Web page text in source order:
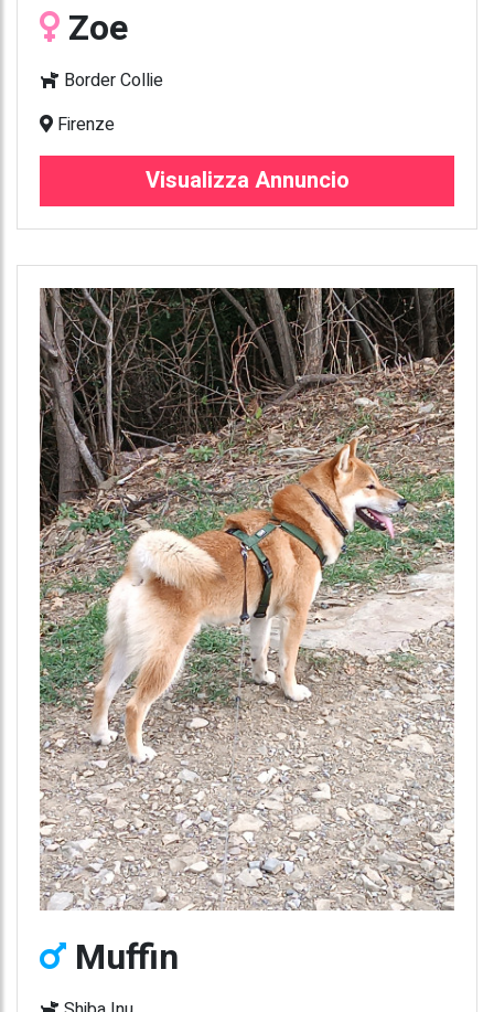
Zoe
Border Collie
Firenze
Visualizza Annuncio
Muffin